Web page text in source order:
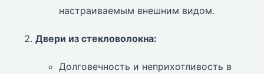
настраиваемым внешним видом.
Двери из стекловолокна:
Долговечность и неприхотливость в